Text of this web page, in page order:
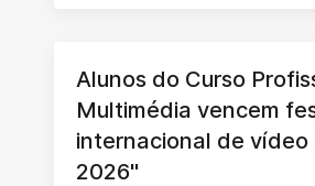
Alunos do Curso
Multimédia vencem
internacional de vídeo
2026"